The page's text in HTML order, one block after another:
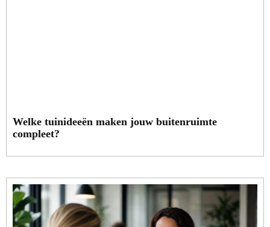
Welke tuinideeën maken jouw buitenruimte
compleet?